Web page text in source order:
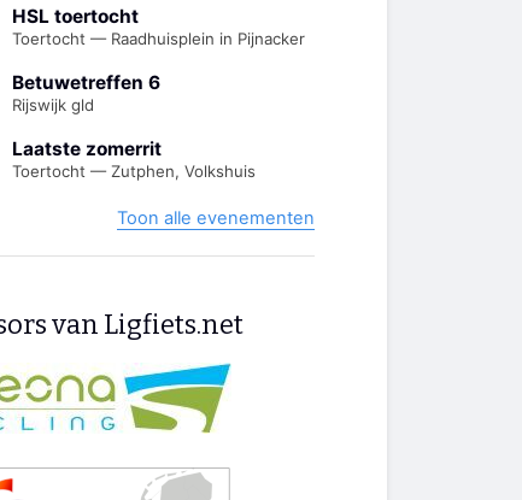
HSL toertocht
Toertocht — Raadhuisplein in Pijnacker
Betuwetreffen 6
Rijswijk gld
Laatste zomerrit
Toertocht — Zutphen, Volkshuis
Toon alle evenementen
van Ligfiets.net